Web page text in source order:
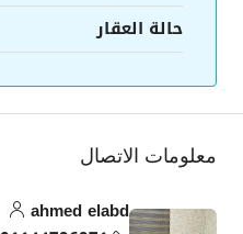
حالة العقار
معلومات الاتصال
ahmed elabd